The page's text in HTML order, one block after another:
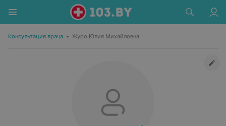
Консультация врача • Журо Юлия Михайловна